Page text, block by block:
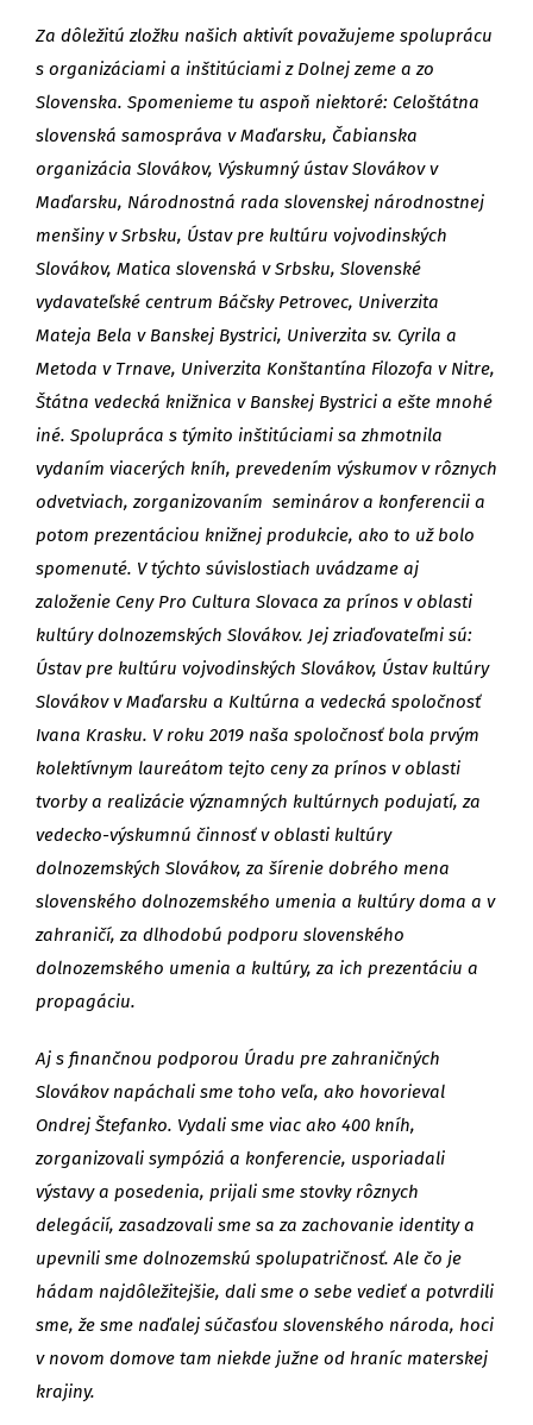
Za dôležitú zložku našich aktivít považujeme spoluprácu
s organizáciami a inštitúciami z Dolnej zeme a zo
Slovenska. Spomenieme tu aspoň niektoré: Celoštátna
slovenská samospráva v Maďarsku, Čabianska
organizácia Slovákov, Výskumný ústav Slovákov v
Maďarsku, Národnostná rada slovenskej národnostnej
menšiny v Srbsku, Ústav pre kultúru vojvodinských
Slovákov, Matica slovenská v Srbsku, Slovenské
vydavateľské centrum Báčsky Petrovec, Univerzita
Mateja Bela v Banskej Bystrici, Univerzita sv. Cyrila a
Metoda v Trnave, Univerzita Konštantína Filozofa v Nitre,
Štátna vedecká knižnica v Banskej Bystrici a ešte mnohé
iné. Spolupráca s týmito inštitúciami sa zhmotnila
vydaním viacerých kníh, prevedením výskumov v rôznych
odvetviach, zorganizovaním seminárov a konferencii a
potom prezentáciou knižnej produkcie, ako to už bolo
spomenuté. V týchto súvislostiach uvádzame aj
založenie Ceny Pro Cultura Slovaca za prínos v oblasti
kultúry dolnozemských Slovákov. Jej zriaďovateľmi sú:
Ústav pre kultúru vojvodinských Slovákov, Ústav kultúry
Slovákov v Maďarsku a Kultúrna a vedecká spoločnosť
Ivana Krasku. V roku 2019 naša spoločnosť bola prvým
kolektívnym laureátom tejto ceny za prínos v oblasti
tvorby a realizácie významných kultúrnych podujatí, za
vedecko-výskumnú činnosť v oblasti kultúry
dolnozemských Slovákov, za šírenie dobrého mena
slovenského dolnozemského umenia a kultúry doma a v
zahraničí, za dlhodobú podporu slovenského
dolnozemského umenia a kultúry, za ich prezentáciu a
propagáciu.
Aj s finančnou podporou Úradu pre zahraničných
Slovákov napáchali sme toho veľa, ako hovorieval
Ondrej Štefanko. Vydali sme viac ako 400 kníh,
zorganizovali sympóziá a konferencie, usporiadali
výstavy a posedenia, prijali sme stovky rôznych
delegácií, zasadzovali sme sa za zachovanie identity a
upevnili sme dolnozemskú spolupatričnosť. Ale čo je
hádam najdôležitejšie, dali sme o sebe vedieť a potvrdili
sme, že sme naďalej súčasťou slovenského národa, hoci
v novom domove tam niekde južne od hraníc materskej
krajiny.